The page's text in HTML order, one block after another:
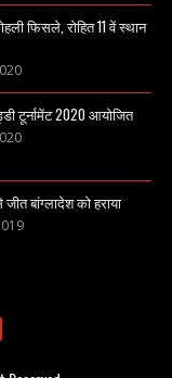
फिसले, रोहित 11 वें स्थान
टूर्नामेंट 2020 आयोजित
बांग्लादेश को हराया